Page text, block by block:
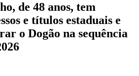
de 48 anos, tem
e títulos estaduais e
o Dogão na sequência